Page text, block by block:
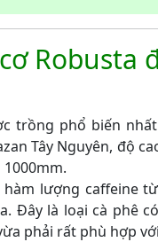
Robusta
trồng phổ biến
Tây Nguyên, độ
hàm lượng caffeine
Đây là loại cà phê
phải rất phù hợp